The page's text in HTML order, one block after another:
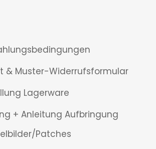
& Muster-Widerrufsformular
Lagerware
+ Anleitung Aufbringung
Patches